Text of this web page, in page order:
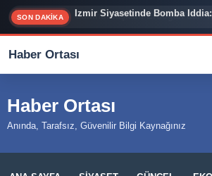
SON DAKİKA İzmir Siyasetinde Bomba
Haber Ortası
Haber Ortası
Anında, Tarafsız, Güvenilir Bilgi Kaynağınız